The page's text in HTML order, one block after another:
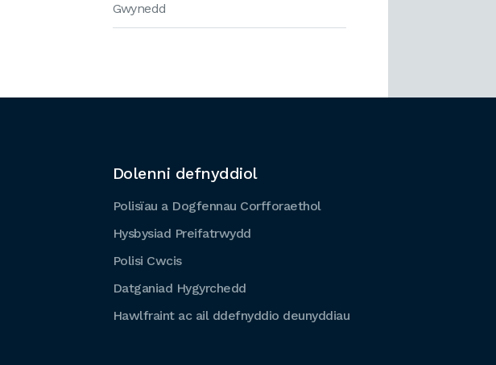
Gwynedd
Dolenni defnyddiol
Polisïau a Dogfennau Corfforaethol
Hysbysiad Preifatrwydd
Polisi Cwcis
Datganiad Hygyrchedd
Hawlfraint ac ail ddefnyddio deunyddiau